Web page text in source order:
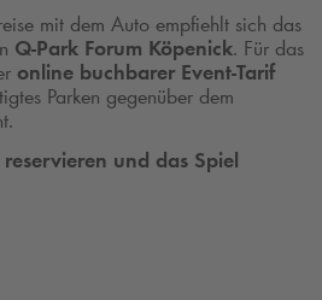
mit dem Auto empfiehlt sich das
Q-Park Forum Köpenick. Für das
online buchbarer Event-Tarif
Parken gegenüber dem
und das Spiel